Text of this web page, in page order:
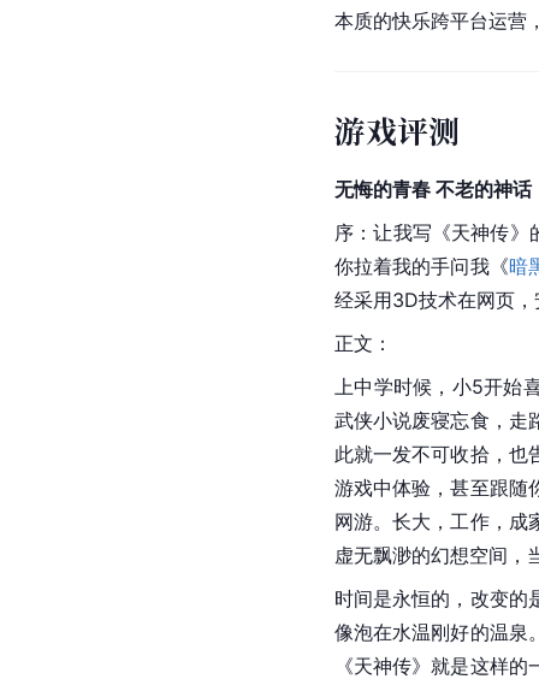
本质的快乐跨平台运营
游戏评测
无悔的青春 不老的神话
序：让我写《天神传
你拉着我的手问我《暗
经采用3D技术在网页
正文：
上中学时候，小5开始
武侠小说废寝忘食，走
此就一发不可收拾，也
游戏中体验，甚至跟随
网游。长大，工作，成
虚无飘渺的幻想空间，
时间是永恒的，改变的
像泡在水温刚好的温泉
《天神传》就是这样